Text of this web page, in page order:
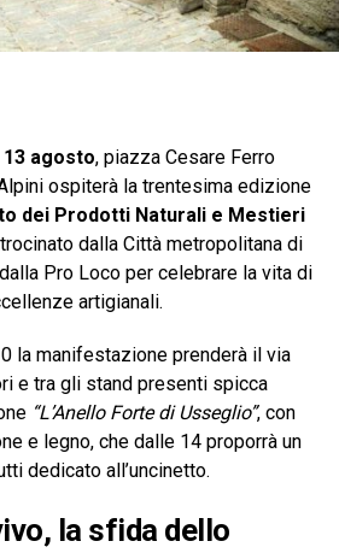
13 agosto, piazza Cesare Ferro
ospiterà la trentesima edizione
dei Prodotti Naturali e Mestieri
dalla Città metropolitana di
Pro Loco per celebrare la vita di
artigianali.
la manifestazione prenderà il via
e tra gli stand presenti spicca
“L’Anello Forte di Usseglio”, con
e legno, che dalle 14 proporrà un
dedicato all’uncinetto.
la sfida dello